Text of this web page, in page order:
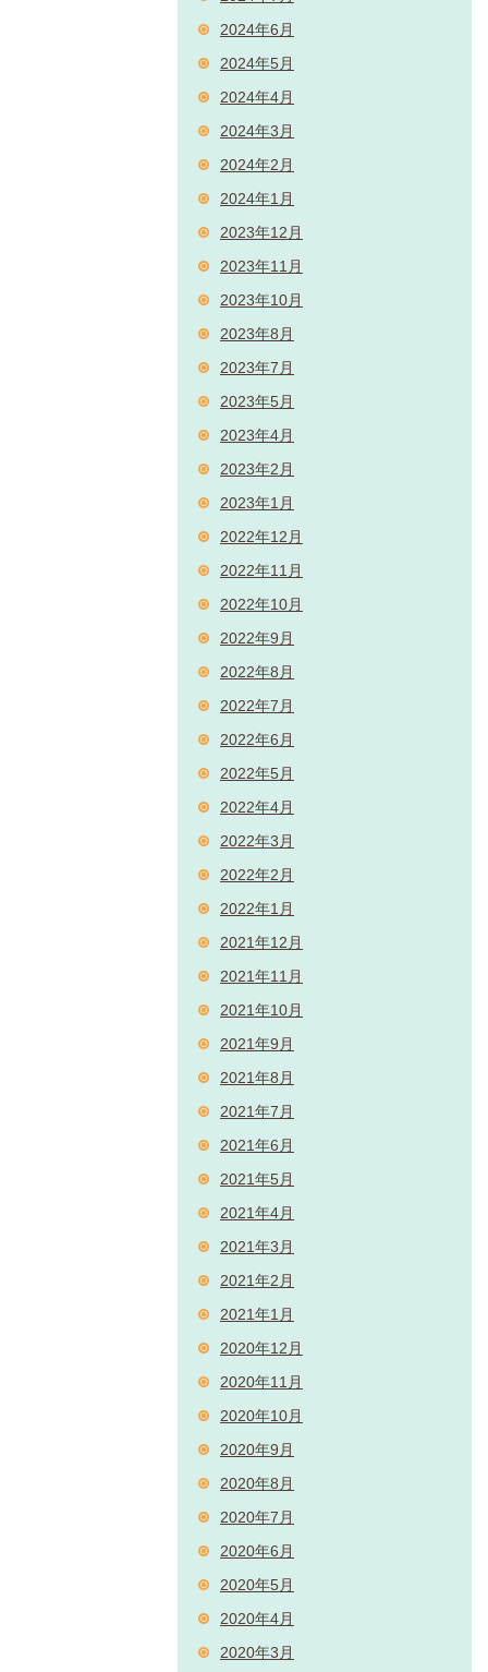
2024年6月
2024年5月
2024年4月
2024年3月
2024年2月
2024年1月
2023年12月
2023年11月
2023年10月
2023年8月
2023年7月
2023年5月
2023年4月
2023年2月
2023年1月
2022年12月
2022年11月
2022年10月
2022年9月
2022年8月
2022年7月
2022年6月
2022年5月
2022年4月
2022年3月
2022年2月
2022年1月
2021年12月
2021年11月
2021年10月
2021年9月
2021年8月
2021年7月
2021年6月
2021年5月
2021年4月
2021年3月
2021年2月
2021年1月
2020年12月
2020年11月
2020年10月
2020年9月
2020年8月
2020年7月
2020年6月
2020年5月
2020年4月
2020年3月